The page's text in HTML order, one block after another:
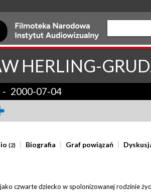
HERLING-
- 2000-07-04
(2) Biografia Graf powiązań
czwarte dziecko w spolonizowanej rodzinie